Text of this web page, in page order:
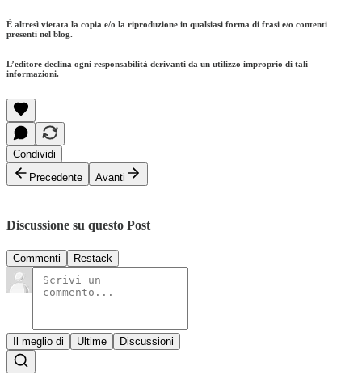
È altresì vietata la copia e/o la riproduzione in qualsiasi forma di frasi e/o contenti
presenti nel blog.
L’editore declina ogni responsabilità derivanti da un utilizzo improprio di tali
informazioni.
Condividi
Precedente
Avanti
Discussione su questo Post
Commenti Restack
Il meglio di Ultime Discussioni